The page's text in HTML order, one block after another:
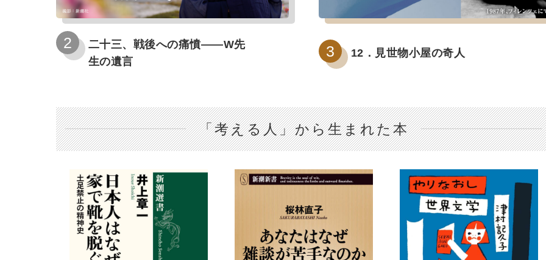
二十三、戦後への痛憤――W先
生の遺言
12．見世物小屋の奇人
「考える人」から生まれた本